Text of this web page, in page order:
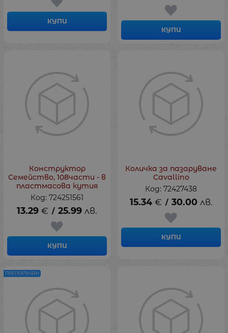
КУПИ
КУПИ
Конструктор
Семейство, 108части - в
пластмасова кутия
Код: 724251561
13.29 € / 25.99 лв.
КУПИ
Количка за пазаруване
Cavallino
Код: 72427438
15.34 € / 30.00 лв.
КУПИ
ПРЕПОРЪЧАН